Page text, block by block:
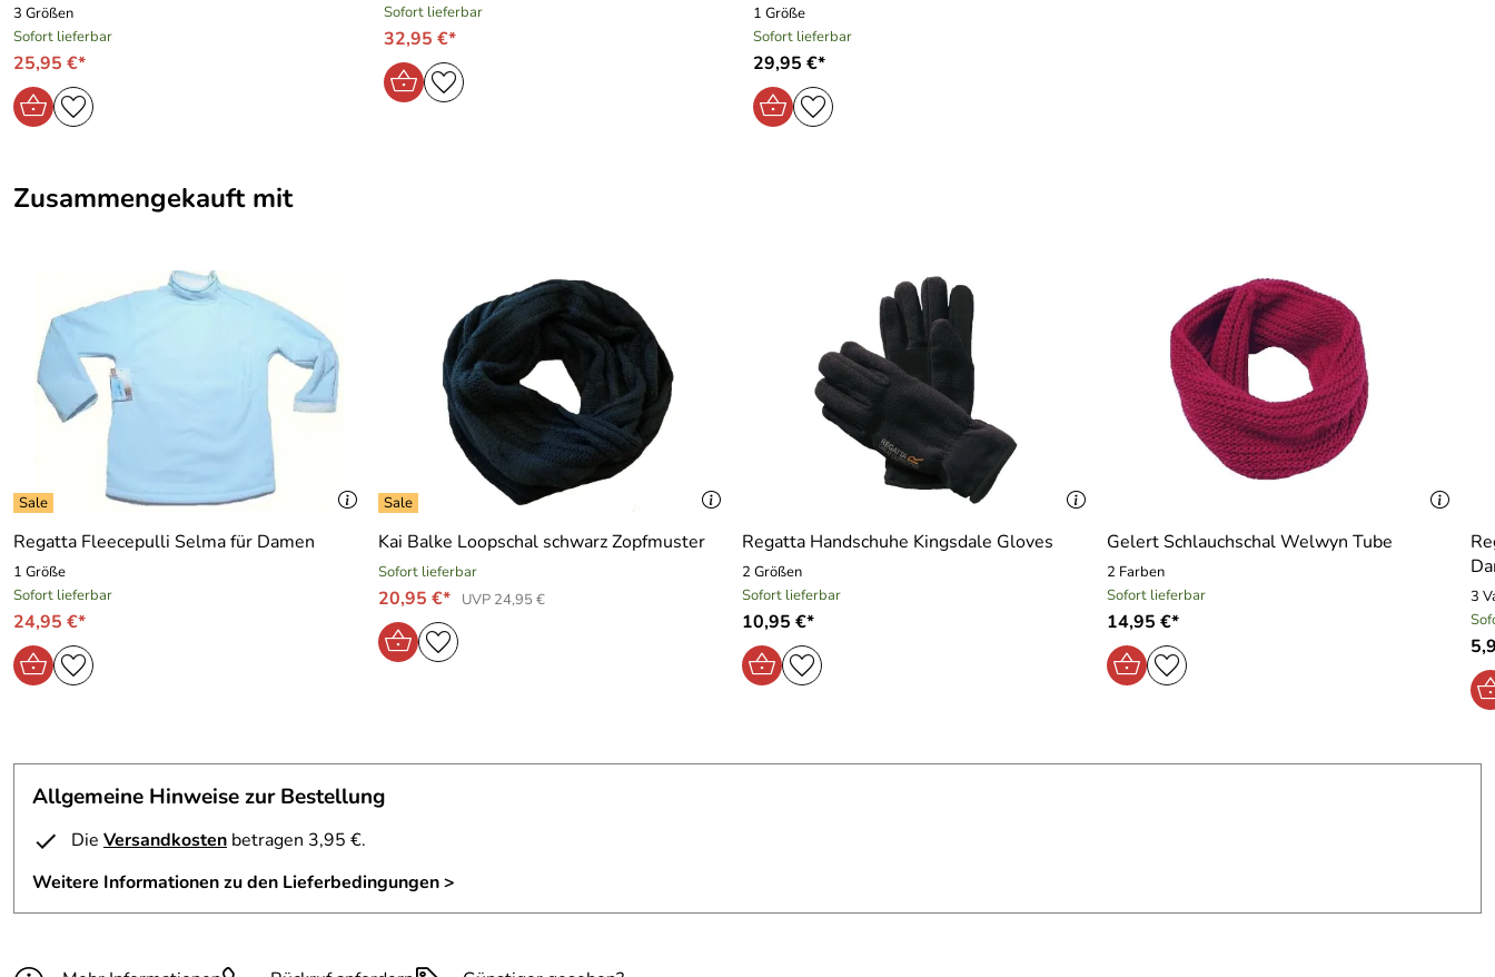
3 Größen
Sofort lieferbar
25,95 €*
Sofort lieferbar
32,95 €*
1 Größe
Sofort lieferbar
29,95 €*
Zusammengekauft mit
Regatta Fleecepulli Selma für Damen
1 Größe
Sofort lieferbar
24,95 €*
Kai Balke Loopschal schwarz Zopfmuster
Sofort lieferbar
20,95 €* UVP 24,95 €
Regatta Handschuhe Kingsdale Gloves
2 Größen
Sofort lieferbar
10,95 €*
Gelert Schlauchschal Welwyn Tube
2 Farben
Sofort lieferbar
14,95 €*
3
Allgemeine Hinweise zur Bestellung
Die Versandkosten betragen 3,95 €.
Weitere Informationen zu den Lieferbedingungen >